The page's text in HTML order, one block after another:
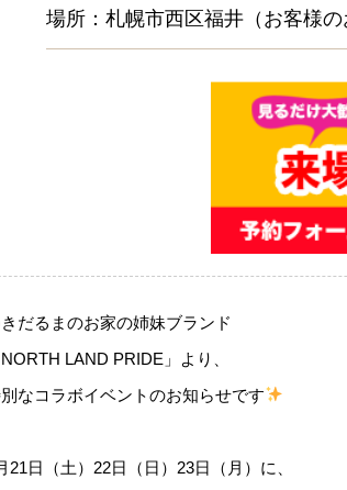
場所：札幌市西区福井（お客様
だるまのお家の姉妹ブランド
NORTH LAND PRIDE」より、
なコラボイベントのお知らせです
21日（土）22日（日）23日（月）に、